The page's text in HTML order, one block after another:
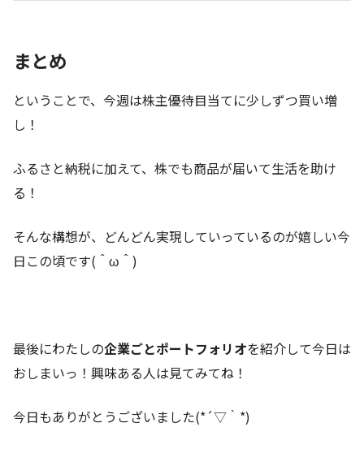
まとめ
ということで、今週は株主優待目当てに少しずつ買い増
し！
ふるさと納税に加えて、株でも商品が届いて生活を助け
る！
そんな構想が、どんどん実現していっているのが嬉しい今
日この頃です(＾ω＾)
最後にわたしの企業ごとポートフォリオを紹介して今日は
おしまいっ！興味ある人は見てみてね！
今日もありがとうございました(*´▽｀*)